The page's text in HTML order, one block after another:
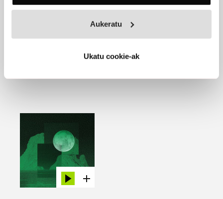
Aukeratu
Ukatu cookie-ak
2019 -Moï Moï Records